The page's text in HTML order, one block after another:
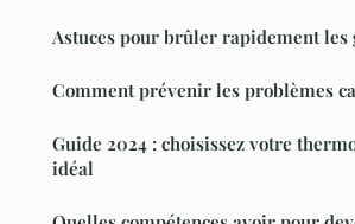
Astuces pour brûler rapidement les
Comment prévenir les problèmes
Guide 2024 : choisissez votre
idéal